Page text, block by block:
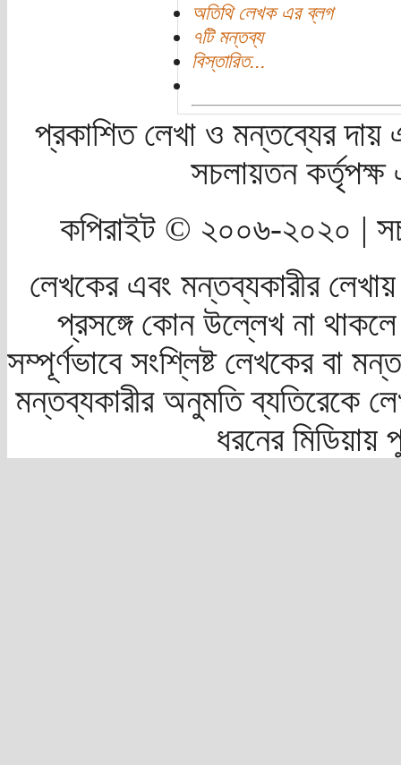
অতিথি লেখক এর ব্লগ
৭টি মন্তব্য
বিস্তারিত...
প্রকাশিত লেখা ও মন্তব্যের দায়
সচলায়তন
কপিরাইট © ২০০৬-২০২০ |
লেখকের এবং মন্তব্যকারীর
প্রসঙ্গে কোন উল্লেখ না
সম্পূর্ণভাবে সংশ্লিষ্ট লেখকের বা
মন্তব্যকারীর অনুমতি ব্যতিরেকে
ধরনের মিডিয়ায়